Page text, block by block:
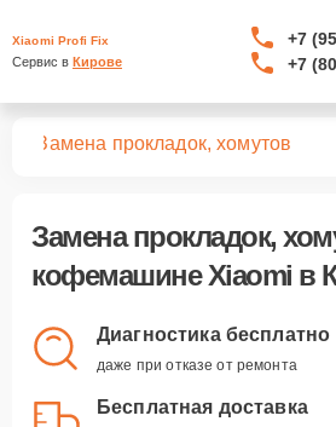
Xiaomi Profi Fix
Сервис в Кирове
+7
+7
Замена прокладок, хомутов
Замена прокладок,
кофемашине Xiaomi в
Диагностика бесплатно
даже при отказе от ремонта
Бесплатная доставка